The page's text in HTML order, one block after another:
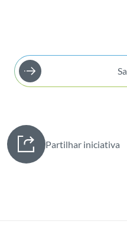
Partilhar iniciativa